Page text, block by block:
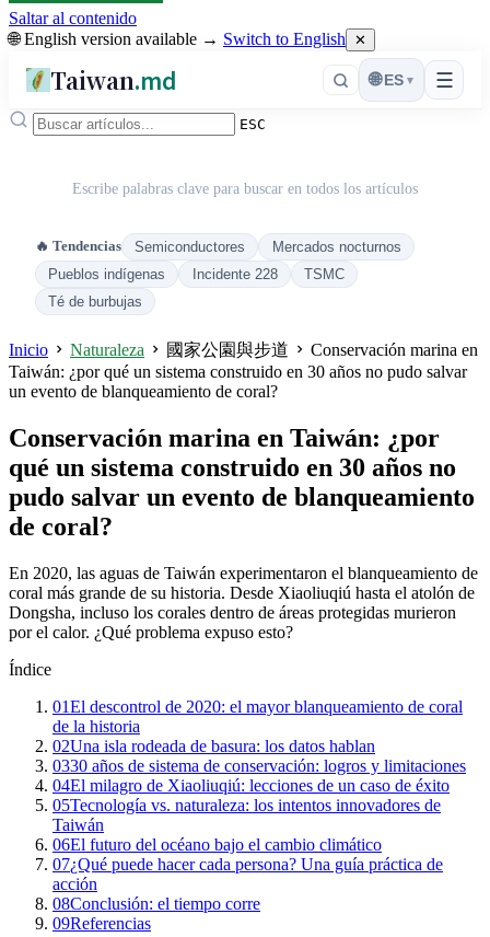
Saltar al contenido
🌐 English version available → Switch to English ✕
Taiwan.md ☰
🌐 ES ▾
ESC
Escribe palabras clave para buscar en todos los artículos
🔥 Tendencias Semiconductores
Mercados nocturnos
Pueblos indígenas
Incidente 228
TSMC
Té de burbujas
Inicio Naturaleza 國家公園與步道
Conservación marina en
Taiwán: ¿por qué un sistema construido en 30 años no pudo salvar
un evento de blanqueamiento de coral?
Conservación marina en Taiwán: ¿por
qué un sistema construido en 30 años no
pudo salvar un evento de blanqueamiento
de coral?
En 2020, las aguas de Taiwán experimentaron el blanqueamiento de
coral más grande de su historia. Desde Xiaoliuqiú hasta el atolón de
Dongsha, incluso los corales dentro de áreas protegidas murieron
por el calor. ¿Qué problema expuso esto?
Índice
01El descontrol de 2020: el mayor blanqueamiento de coral
de la historia
02Una isla rodeada de basura: los datos hablan
0330 años de sistema de conservación: logros y limitaciones
04El milagro de Xiaoliuqiú: lecciones de un caso de éxito
05Tecnología vs. naturaleza: los intentos innovadores de
Taiwán
06El futuro del océano bajo el cambio climático
07¿Qué puede hacer cada persona? Una guía práctica de
acción
08Conclusión: el tiempo corre
09Referencias